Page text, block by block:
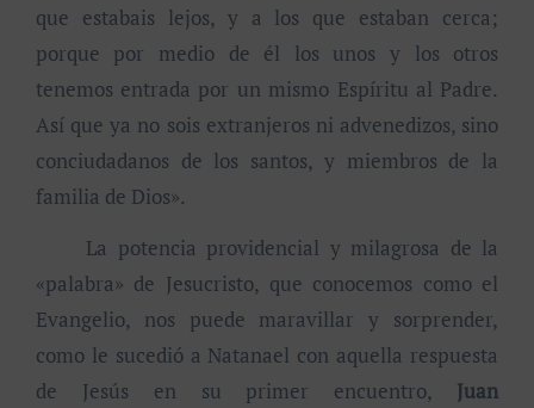
que estabais lejos, y a los que estaban cerca;
porque por medio de él los unos y los otros
tenemos entrada por un mismo Espíritu al Padre.
Así que ya no sois extranjeros ni advenedizos, sino
conciudadanos de los santos, y miembros de la
familia de Dios».
La potencia providencial y milagrosa de la
«palabra» de Jesucristo, que conocemos como el
Evangelio, nos puede maravillar y sorprender,
como le sucedió a Natanael con aquella respuesta
de Jesús en su primer encuentro, Juan